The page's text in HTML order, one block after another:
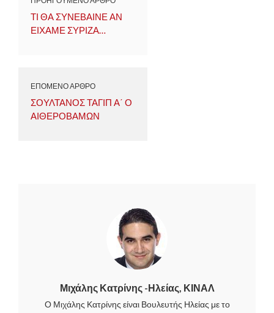
ΤΙ ΘΑ ΣΥΝΕΒΑΙΝΕ ΑΝ
ΕΙΧΑΜΕ ΣΥΡΙΖΑ…
ΕΠΟΜΕΝΟ ΑΡΘΡΟ
ΣΟΥΛΤΑΝΟΣ ΤΑΓΙΠ Α΄ Ο
ΑΙΘΕΡΟΒΑΜΩΝ
Μιχάλης Κατρίνης -Ηλείας, ΚΙΝΑΛ
Ο Μιχάλης Κατρίνης είναι Βουλευτής Ηλείας με το